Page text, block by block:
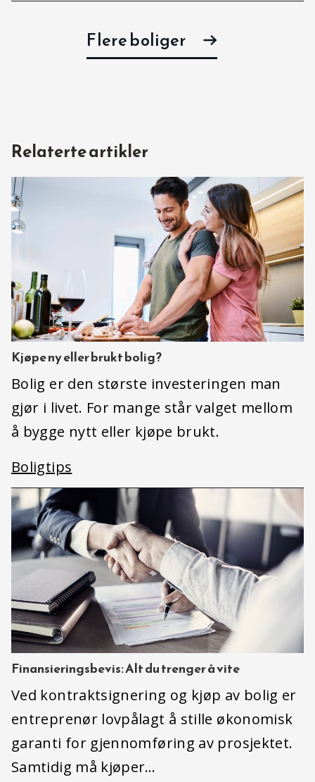
Flere boliger
Relaterte artikler
Kjøpe ny eller brukt bolig?
Bolig er den største investeringen man
gjør i livet. For mange står valget mellom
å bygge nytt eller kjøpe brukt.
Boligtips
Finansieringsbevis: Alt du trenger å vite
Ved kontraktsignering og kjøp av bolig er
entreprenør lovpålagt å stille økonomisk
garanti for gjennomføring av prosjektet.
Samtidig må kjøper…